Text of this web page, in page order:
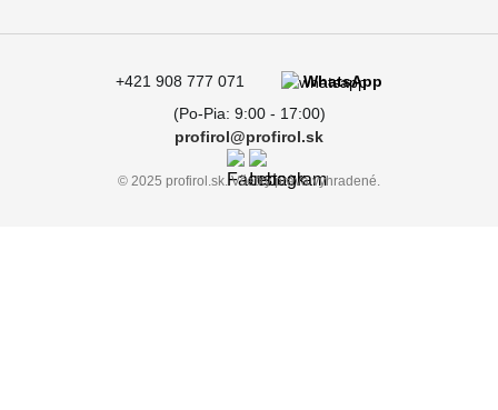
© 2025 profirol.sk. Všetky práva vyhradené.
+421 908 777 071
(Po-Pia: 9:00 - 17:00)
WhatsApp
profirol@profirol.sk